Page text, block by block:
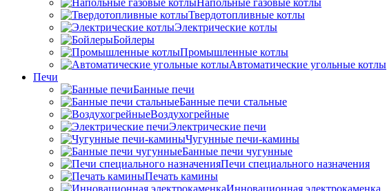
Напольные газовые котлы
Твердотопливные котлы
Электрические котлы
Бойлеры
Промышленные котлы
Автоматические угольные котлы
Печи
Банные печи
Банные печи стальные
Воздухогрейные
Электрические печи
Чугунные печи-камины
Банные печи чугунные
Печи специального назначения
Печать камины
Инновационная электрокаменка